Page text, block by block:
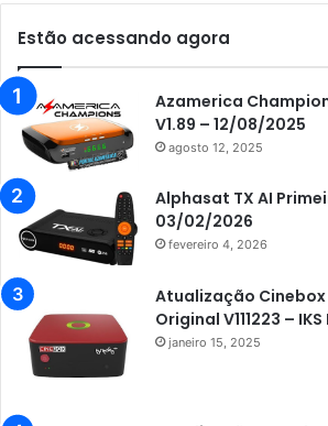
Audisat K30
Azamerica
Azamerica Beats
Azamerica Champions
Azamerica Champions
Azamerica Extremo
Azamerica F92 Plus
Azamerica Gold
Estão acessando agora
Azamerica
V1.89 – 12/08/2025
agosto 12, 2025
Alphasat TX AI
03/02/2026
fevereiro 4, 2026
Atualização Cinebox
Original V111223 –
janeiro 15, 2025